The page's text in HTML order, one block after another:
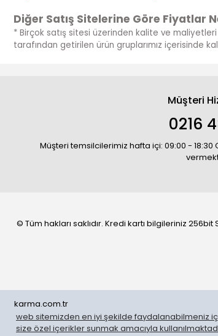
karma.com.tr
web sitemizden en iyi şekilde faydalanabilmeniz
size özel içerikler sunmak amacıyla
WhatsApp Sipariş
Diğer Satış Sitelerine Göre Fiyatlar
* Birçok satış sitesi üzerinden kalite ve maliyetleri
tarafından getirilen ürün gruplarımız içerisinde
Müşteri
0216
Müşteri temsilcilerimiz hafta içi: 09:00 - 18:30
© Tüm hakları saklıdır. Kredi kartı bilgileriniz 256bit